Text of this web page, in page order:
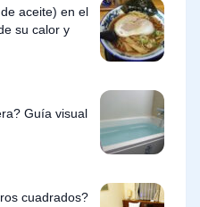
aceite) en el
su calor y
Guía visual
cuadrados?